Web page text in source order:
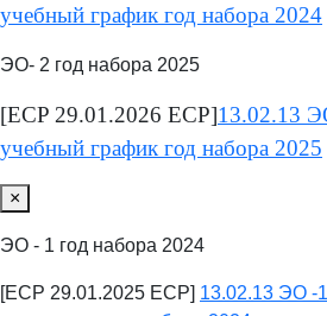
учебный график год набора 2024
ЭО- 2 год набора 2025
[ECP 29.01.2026 ECP]13.02.13
учебный график год набора 2025
×
ЭО - 1 год набора 2024
[ECP 29.01.2025 ECP] 13.02.13 ЭО -